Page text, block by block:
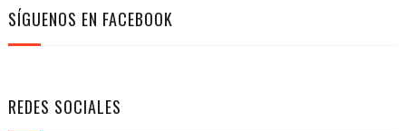
SÍGUENOS EN FACEBOOK
REDES SOCIALES